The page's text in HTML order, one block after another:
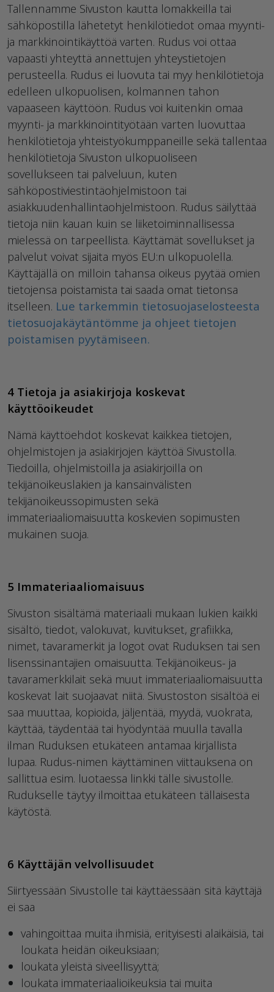
Tallennamme Sivuston kautta lomakkeilla tai
sähköpostilla lähetetyt henkilötiedot omaa myynti-
ja markkinointikäyttöä varten. Rudus voi ottaa
vapaasti yhteyttä annettujen yhteystietojen
perusteella. Rudus ei luovuta tai myy henkilötietoja
edelleen ulkopuolisen, kolmannen tahon
vapaaseen käyttöön. Rudus voi kuitenkin omaa
myynti- ja markkinointityötään varten luovuttaa
henkilötietoja yhteistyökumppaneille sekä tallentaa
henkilötietoja Sivuston ulkopuoliseen
sovellukseen tai palveluun, kuten
sähköpostiviestintäohjelmistoon tai
asiakkuudenhallintaohjelmistoon. Rudus säilyttää
tietoja niin kauan kuin se liiketoiminnallisessa
mielessä on tarpeellista. Käyttämät sovellukset ja
palvelut voivat sijaita myös EU:n ulkopuolella.
Käyttäjällä on milloin tahansa oikeus pyytää omien
tietojensa poistamista tai saada omat tietonsa
itselleen. Lue tarkemmin tietosuojaselosteesta
tietosuojakäytäntömme ja ohjeet tietojen
poistamisen pyytämiseen.
4 Tietoja ja asiakirjoja koskevat
käyttöoikeudet
Nämä käyttöehdot koskevat kaikkea tietojen,
ohjelmistojen ja asiakirjojen käyttöä Sivustolla.
Tiedoilla, ohjelmistoilla ja asiakirjoilla on
tekijänoikeuslakien ja kansainvälisten
tekijänoikeussopimusten sekä
immateriaaliomaisuutta koskevien sopimusten
mukainen suoja.
5 Immateriaaliomaisuus
Sivuston sisältämä materiaali mukaan lukien kaikki
sisältö, tiedot, valokuvat, kuvitukset, grafiikka,
nimet, tavaramerkit ja logot ovat Ruduksen tai sen
lisenssinantajien omaisuutta. Tekijänoikeus- ja
tavaramerkkilait sekä muut immateriaaliomaisuutta
koskevat lait suojaavat niitä. Sivustoston sisältöä ei
saa muuttaa, kopioida, jäljentää, myydä, vuokrata,
käyttää, täydentää tai hyödyntää muulla tavalla
ilman Ruduksen etukäteen antamaa kirjallista
lupaa. Rudus-nimen käyttäminen viittauksena on
sallittua esim. luotaessa linkki tälle sivustolle.
Rudukselle täytyy ilmoittaa etukäteen tällaisesta
käytöstä.
6 Käyttäjän velvollisuudet
Siirtyessään Sivustolle tai käyttäessään sitä käyttäjä
ei saa
vahingoittaa muita ihmisiä, erityisesti alaikäisiä, tai
loukata heidän oikeuksiaan;
loukata yleistä siveellisyyttä;
loukata immateriaalioikeuksia tai muita